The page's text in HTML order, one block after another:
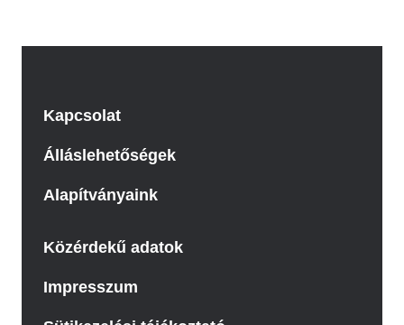
Kapcsolat
Álláslehetőségek
Alapítványaink
Közérdekű adatok
Impresszum